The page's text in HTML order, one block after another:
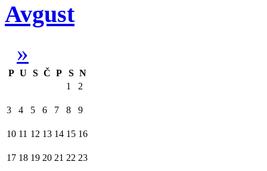
Avgust
»
P U S Č P S N
1
2
3 4 5 6 7 8 9
10 11 12 13 14 15 16
17 18 19 20 21 22 23